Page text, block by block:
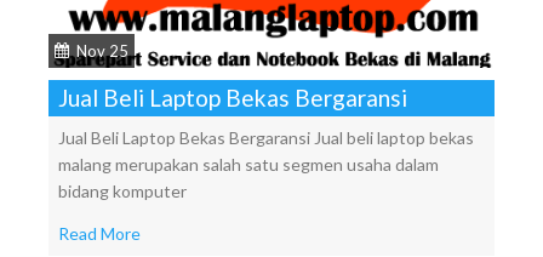
Nov 25
Jual Beli Laptop Bekas Bergaransi
Jual Beli Laptop Bekas Bergaransi Jual beli laptop bekas
malang merupakan salah satu segmen usaha dalam
bidang komputer
Read More